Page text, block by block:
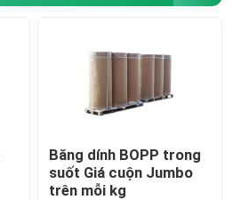
Băng dính BOPP trong
suốt Giá cuộn Jumbo
trên mỗi kg